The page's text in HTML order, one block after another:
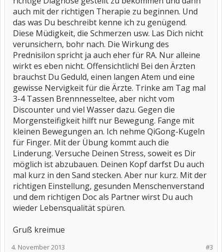
auch mit der richtigen Therapie zu beginnen. Und
das was Du beschreibt kenne ich zu genügend.
Diese Müdigkeit, die Schmerzen usw. Las Dich nicht
verunsichern, bohr nach. Die Wirkung des
Prednisilon spricht ja auch eher für RA. Nur alleine
wirkt es eben nicht. Offensichtlich! Bei den Ärzten
brauchst Du Geduld, einen langen Atem und eine
gewisse Nervigkeit für die Ärzte. Trinke am Tag mal
3-4 Tassen Brennnesseltee, aber nicht vom
Discounter und viel Wasser dazu. Gegen die
Morgensteifigkeit hilft nur Bewegung. Fange mit
kleinen Bewegungen an. Ich nehme QiGong-Kugeln
für Finger. Mit der Übung kommt auch die
Linderung. Versuche Deinen Stress, soweit es Dir
möglich ist abzubauen. Deinen Kopf darfst Du auch
mal kurz in den Sand stecken. Aber nur kurz. Mit der
richtigen Einstellung, gesunden Menschenverstand
und dem richtigen Doc als Partner wirst Du auch
wieder Lebensqualität spüren.
Gruß kreimue
#3
4. November 2013